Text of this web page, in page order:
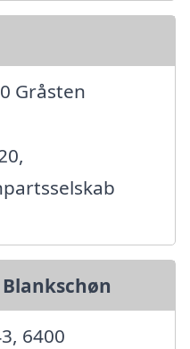
Gråsten
6400